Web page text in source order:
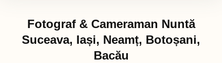
Fotograf & Cameraman Nuntă
Suceava, Iași, Neamț, Botoșani,
Bacău